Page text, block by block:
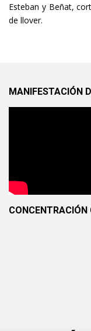
Esteban y Beñat,
de llover.
MANIFESTACIÓN